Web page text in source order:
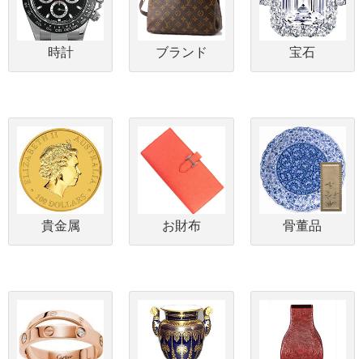
時計 ブランド 宝石
貴金属 お財布 骨董品